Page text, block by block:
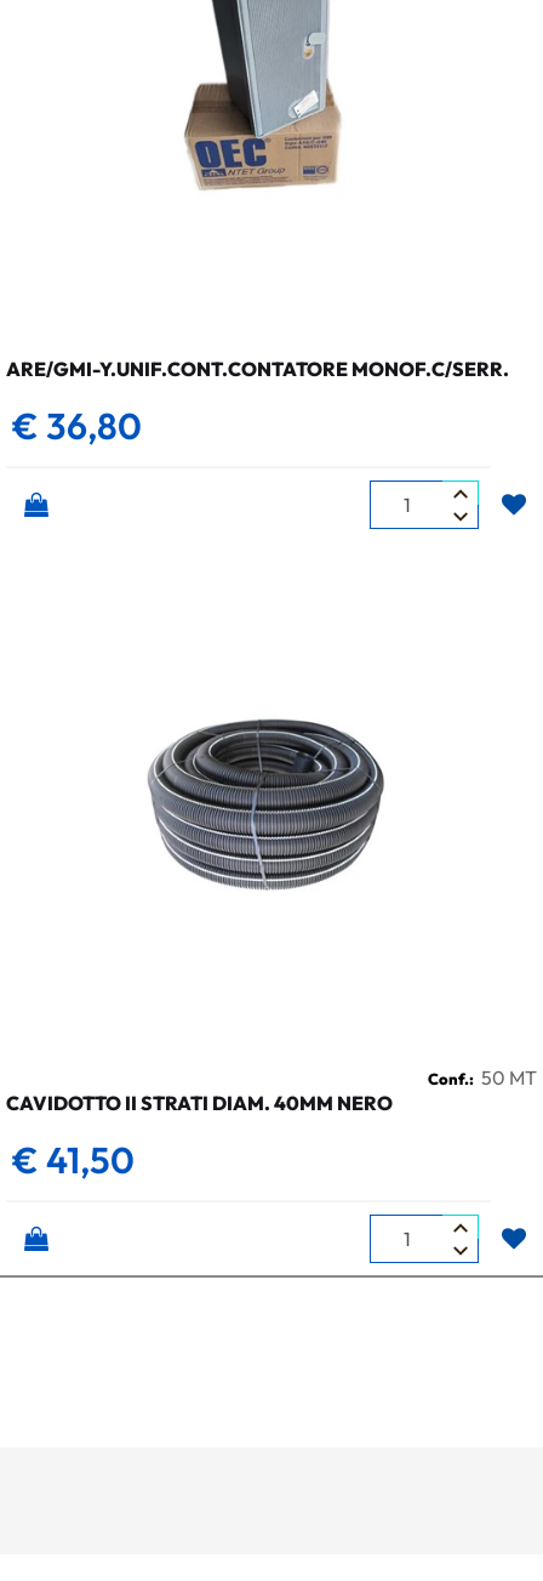
ARE/GMI-Y.UNIF.CONT.CONTATORE MONOF.C/SERR.
€ 36,80
Quantità
Conf.: 50 MT
CAVIDOTTO II STRATI DIAM. 40MM NERO
€ 41,50
Quantità